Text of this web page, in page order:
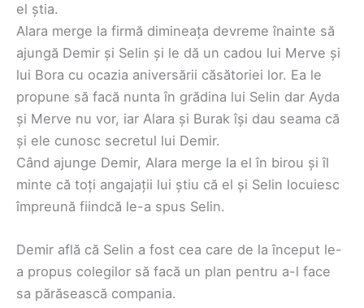
el știa.
Alara merge la firmă dimineața devreme înainte să
ajungă Demir și Selin și le dă un cadou lui Merve și
lui Bora cu ocazia aniversării căsătoriei lor. Ea le
propune să facă nunta în grădina lui Selin dar Ayda
și Merve nu vor, iar Alara și Burak își dau seama că
și ele cunosc secretul lui Demir.
Când ajunge Demir, Alara merge la el în birou și îl
minte că toți angajații lui știu că el și Selin locuiesc
împreună fiindcă le-a spus Selin.
Demir află că Selin a fost cea care de la început le-
a propus colegilor să facă un plan pentru a-l face
sa părăsească compania.